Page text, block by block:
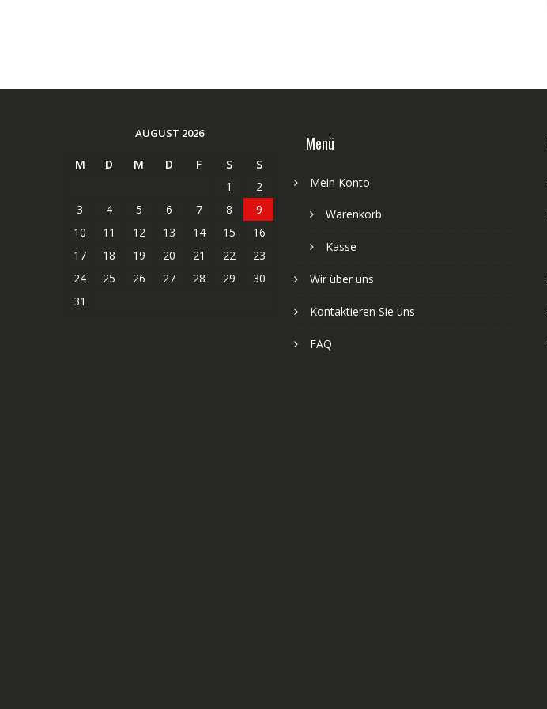
AUGUST 2026
M D M D F S
S
1
2
3
4 5 6 7 8
9
10
11 12 13 14 15
16
17
18 19 20 21 22
23
24
25 26 27 28 29
30
31
Menü
Mein Konto
Warenkorb
Kasse
Wir über uns
Kontaktieren Sie uns
FAQ